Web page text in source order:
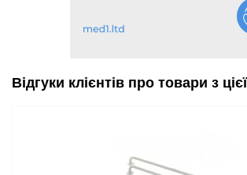
Відгуки клієнтів про товари з цієї